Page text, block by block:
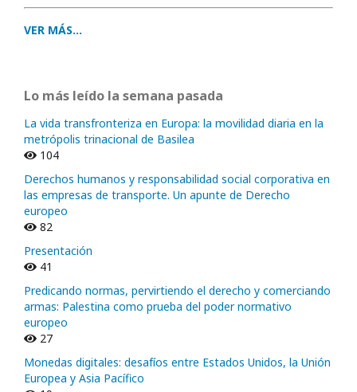
VER MÁS...
Lo más leído la semana pasada
La vida transfronteriza en Europa: la movilidad diaria en la
metrópolis trinacional de Basilea
104
Derechos humanos y responsabilidad social corporativa en
las empresas de transporte. Un apunte de Derecho
europeo
82
Presentación
41
Predicando normas, pervirtiendo el derecho y comerciando
armas: Palestina como prueba del poder normativo
europeo
27
Monedas digitales: desafíos entre Estados Unidos, la Unión
Europea y Asia Pacífico